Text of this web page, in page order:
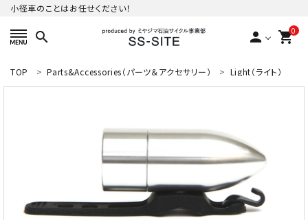
小径車のことはお任せください！
search person 0
shopping_cart
ACCOUNT MENU
person 新規会員登録
ご利用ガイド
TOP Parts&Accessories（パーツ＆アクセサリー） Light（ライト）